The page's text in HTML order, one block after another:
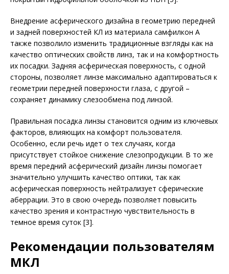
Внедрение асферического дизайна в геометрию передней
и задней поверхностей КЛ из материала самфилкон А
также позволило изменить традиционные взгляды как на
качество оптических свойств линз, так и на комфортность
их посадки. Задняя асферическая поверхность, с одной
стороны, позволяет линзе максимально адаптироваться к
геометрии передней поверхности глаза, с другой –
сохраняет динамику слезообмена под линзой.
Правильная посадка линзы становится одним из ключевых
факторов, влияющих на комфорт пользователя.
Особенно, если речь идет о тех случаях, когда
присутствует стойкое снижение слезопродукции. В то же
время передний асферический дизайн линзы помогает
значительно улучшить качество оптики, так как
асферическая поверхность нейтрализует сферические
аберрации. Это в свою очередь позволяет повысить
качество зрения и контрастную чувствительность в
темное время суток [3].
Рекомендации пользователям
МКЛ